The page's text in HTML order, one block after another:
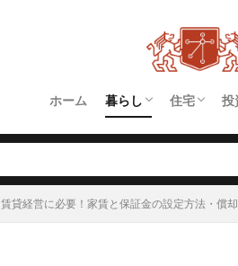
ホーム 暮らし
契約
住宅
アパート
マンショ
投
賃貸経営に必要！家賃と保証金の設定方法・償